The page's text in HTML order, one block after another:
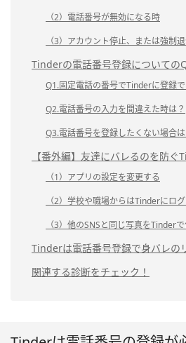
（2）電話番号が無効になる時
（3）アカウント停止、または強制
Tinderの電話番号登録についての
Q1.固定電話の番号でTinderに登録で
Q2.電話番号の入力を間違えた時は？
Q3.電話番号を登録したくない場合は
【番外編】友達にバレるのを防
（1）アプリの設定を変更する
（2）学校や職場からはTinderにロ
（3）他のSNSと同じ写真をTinder
Tinderは電話番号登録で身バレの
関連する診断をチェック！